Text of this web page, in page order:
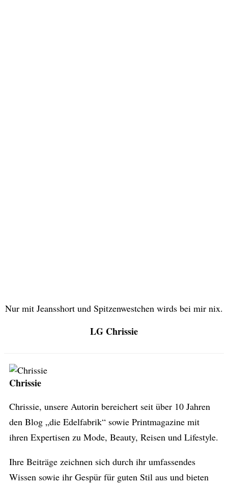
Nur mit Jeansshort und Spitzenwestchen wirds bei mir nix.
LG Chrissie
Chrissie
Chrissie, unsere Autorin bereichert seit über 10 Jahren
den Blog „die Edelfabrik“ sowie Printmagazine mit
ihren Expertisen zu Mode, Beauty, Reisen und Lifestyle.
Ihre Beiträge zeichnen sich durch ihr umfassendes
Wissen sowie ihr Gespür für guten Stil aus und bieten